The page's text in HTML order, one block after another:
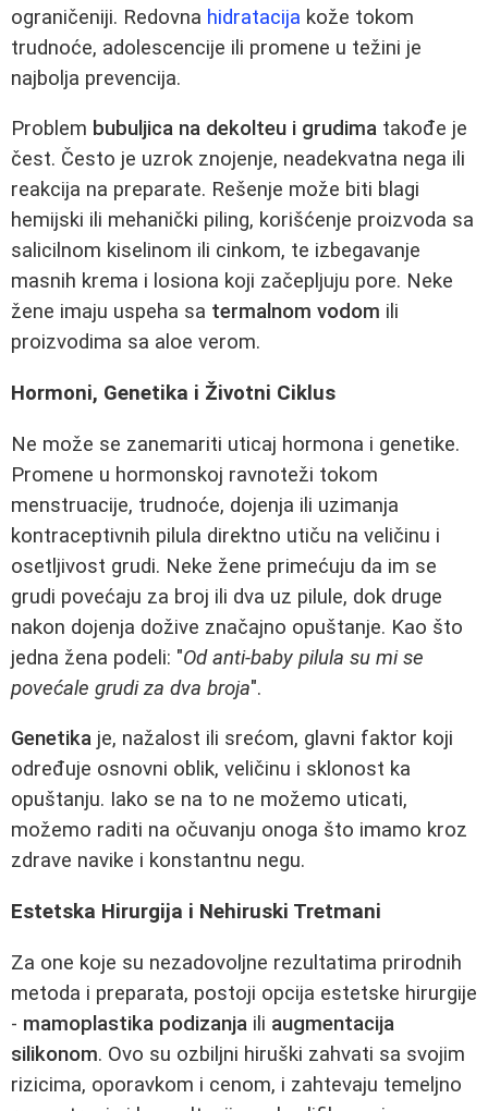
ograničeniji. Redovna hidratacija kože tokom
trudnoće, adolescencije ili promene u težini je
najbolja prevencija.
Problem bubuljica na dekolteu i grudima takođe je
čest. Često je uzrok znojenje, neadekvatna nega ili
reakcija na preparate. Rešenje može biti blagi
hemijski ili mehanički piling, korišćenje proizvoda sa
salicilnom kiselinom ili cinkom, te izbegavanje
masnih krema i losiona koji začepljuju pore. Neke
žene imaju uspeha sa termalnom vodom ili
proizvodima sa aloe verom.
Hormoni, Genetika i Životni Ciklus
Ne može se zanemariti uticaj hormona i genetike.
Promene u hormonskoj ravnoteži tokom
menstruacije, trudnoće, dojenja ili uzimanja
kontraceptivnih pilula direktno utiču na veličinu i
osetljivost grudi. Neke žene primećuju da im se
grudi povećaju za broj ili dva uz pilule, dok druge
nakon dojenja dožive značajno opuštanje. Kao što
jedna žena podeli: "Od anti-baby pilula su mi se
povećale grudi za dva broja".
Genetika je, nažalost ili srećom, glavni faktor koji
određuje osnovni oblik, veličinu i sklonost ka
opuštanju. Iako se na to ne možemo uticati,
možemo raditi na očuvanju onoga što imamo kroz
zdrave navike i konstantnu negu.
Estetska Hirurgija i Nehiruski Tretmani
Za one koje su nezadovoljne rezultatima prirodnih
metoda i preparata, postoji opcija estetske hirurgije
- mamoplastika podizanja ili augmentacija
silikonom. Ovo su ozbiljni hiruški zahvati sa svojim
rizicima, oporavkom i cenom, i zahtevaju temeljno